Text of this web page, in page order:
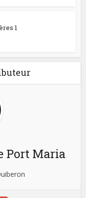
1
Port Maria